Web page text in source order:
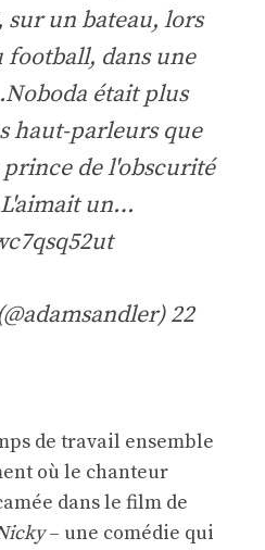
sur un bateau, lors
football, dans une
était plus
haut-parleurs que
de l'obscurité
L'aimait un…
22
de travail ensemble
où le chanteur
dans le film de
– une comédie qui